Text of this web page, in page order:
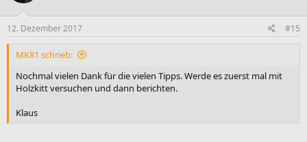
12. Dezember 2017 #15
MK81 schrieb:
Nochmal vielen Dank für die vielen Tipps. Werde es zuerst mal mit
Holzkitt versuchen und dann berichten.
Klaus